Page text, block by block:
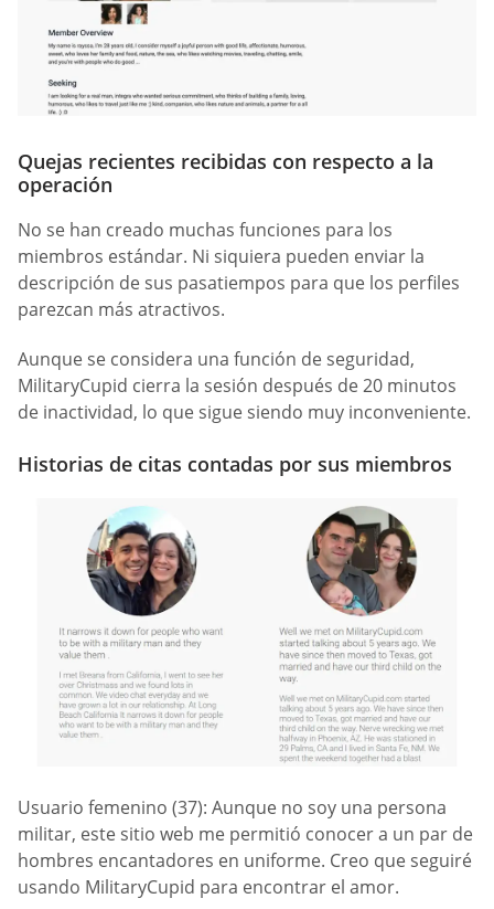
Quejas recientes recibidas con respecto a la
operación
No se han creado muchas funciones para los
miembros estándar. Ni siquiera pueden enviar la
descripción de sus pasatiempos para que los perfiles
parezcan más atractivos.
Aunque se considera una función de seguridad,
MilitaryCupid cierra la sesión después de 20 minutos
de inactividad, lo que sigue siendo muy inconveniente.
Historias de citas contadas por sus miembros
Usuario femenino (37): Aunque no soy una persona
militar, este sitio web me permitió conocer a un par de
hombres encantadores en uniforme. Creo que seguiré
usando MilitaryCupid para encontrar el amor.